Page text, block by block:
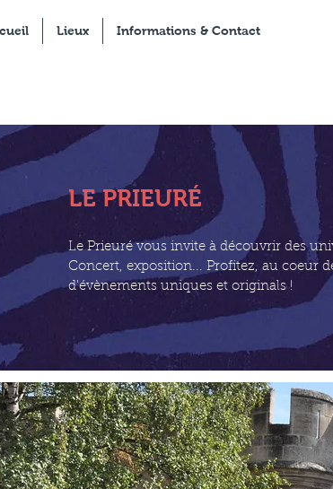
Lieux Informations & Contact
Le Prieuré vous invite à découvrir des
Concert, exposition... Profitez, au coeur
d'évènements uniques et originals !
LE PRIEURÉ